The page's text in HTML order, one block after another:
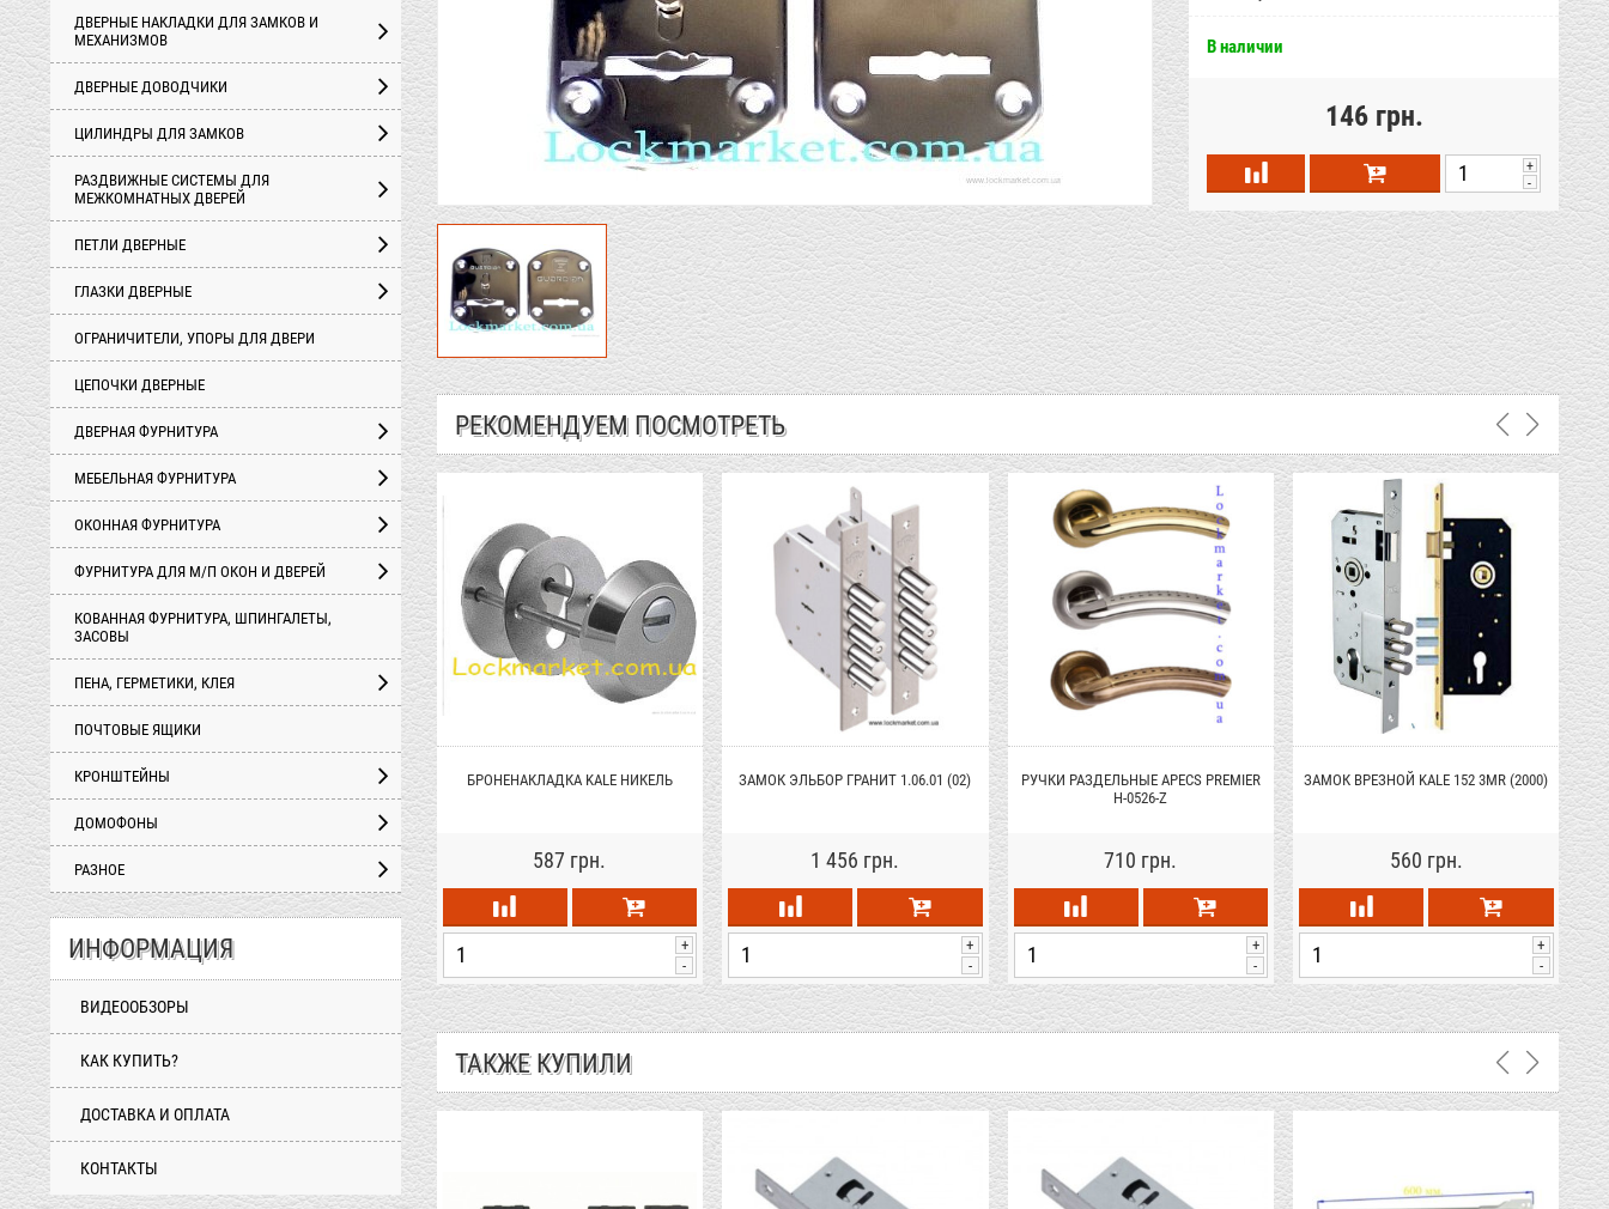
ДВЕРНЫЕ НАКЛАДКИ ДЛЯ ЗАМКОВ И
МЕХАНИЗМОВ
ДВЕРНЫЕ ДОВОДЧИКИ
ЦИЛИНДРЫ ДЛЯ ЗАМКОВ
РАЗДВИЖНЫЕ СИСТЕМЫ ДЛЯ
МЕЖКОМНАТНЫХ ДВЕРЕЙ
ПЕТЛИ ДВЕРНЫЕ
ГЛАЗКИ ДВЕРНЫЕ
ОГРАНИЧИТЕЛИ, УПОРЫ ДЛЯ ДВЕРИ
ЦЕПОЧКИ ДВЕРНЫЕ
ДВЕРНАЯ ФУРНИТУРА
МЕБЕЛЬНАЯ ФУРНИТУРА
ОКОННАЯ ФУРНИТУРА
ФУРНИТУРА ДЛЯ М/П ОКОН И ДВЕРЕЙ
КОВАННАЯ ФУРНИТУРА, ШПИНГАЛЕТЫ,
ЗАСОВЫ
ПЕНА, ГЕРМЕТИКИ, КЛЕЯ
ПОЧТОВЫЕ ЯЩИКИ
КРОНШТЕЙНЫ
ДОМОФОНЫ
РАЗНОЕ
ИНФОРМАЦИЯ
ВИДЕООБЗОРЫ
КАК КУПИТЬ?
ДОСТАВКА И ОПЛАТА
КОНТАКТЫ
В наличии
146 грн.
-
+
РЕКОМЕНДУЕМ ПОСМОТРЕТЬ
БП (2112)
-
+
БРОНЕПЛАСТИНА 7.601.65 ДЛЯ
ЭЛЬБОР ГРАНИТ
БРОНЕНАКЛАДКА KALE НИКЕЛЬ
587 грн.
-
+
ЗАМОК ЭЛЬБОР ГРАНИТ 1.06.01 (02)
1 456 грн.
-
+
РУЧКИ РАЗДЕЛЬНЫЕ APECS PREMIER
H-0526-Z
710 грн.
-
+
ЗАМОК ВРЕЗНОЙ KALE 152 3MR (2000)
560 грн.
-
+
ТАКЖЕ КУПИЛИ